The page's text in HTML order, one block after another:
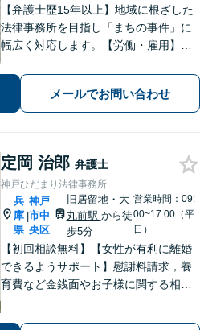
【弁護士歴15年以上】地域に根ざした
法律事務所を目指し「まちの事件」に
幅広く対応します。【労働・雇用】残
せんか？正しい知識で正当な権利を主
張します。【相続・遺言】遺言書作成
のサポートはお任せください。
メールでお問い合わせ
定岡 治郎 弁護士
神戸ひだまり法律事務所
兵
庫
県
|
神戸
市中
央区
旧居留地・大
丸前駅 から徒
歩5分
営業時間：09:
00~17:00（平
日）
【初回相談無料】【女性が有利に離婚
できるようサポート】慰謝料請求，養
育費など金銭面やお子様に関する相談